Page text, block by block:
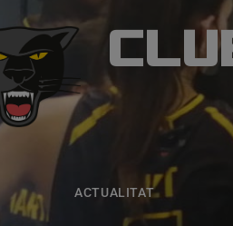
ACTUALITAT
CLUB
ACTUALITAT